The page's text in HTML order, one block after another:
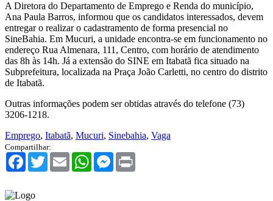
A Diretora do Departamento de Emprego e Renda do município,
Ana Paula Barros, informou que os candidatos interessados, devem
entregar o realizar o cadastramento de forma presencial no
SineBahia. Em Mucuri, a unidade encontra-se em funcionamento no
endereço Rua Almenara, 111, Centro, com horário de atendimento
das 8h às 14h. Já a extensão do SINE em Itabatã fica situado na
Subprefeitura, localizada na Praça João Carletti, no centro do distrito
de Itabatã.
Outras informações podem ser obtidas através do telefone (73)
3206-1218.
Emprego, Itabatã, Mucuri, Sinebahia, Vaga
Compartilhar:
Facebook
TwitterEmail WhatsAppMessenger